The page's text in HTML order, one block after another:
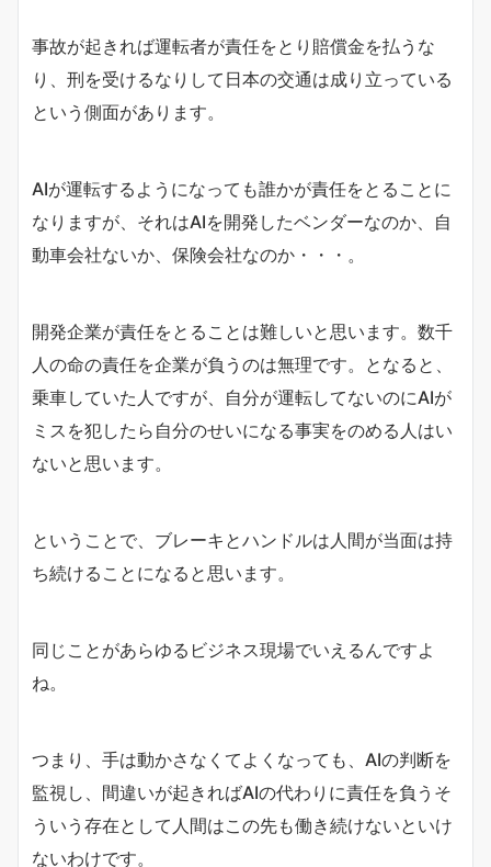
事故が起きれば運転者が責任をとり賠償金を払うな
り、刑を受けるなりして日本の交通は成り立っている
という側面があります。
AIが運転するようになっても誰かが責任をとることに
なりますが、それはAIを開発したベンダーなのか、自
動車会社ないか、保険会社なのか・・・。
開発企業が責任をとることは難しいと思います。数千
人の命の責任を企業が負うのは無理です。となると、
乗車していた人ですが、自分が運転してないのにAIが
ミスを犯したら自分のせいになる事実をのめる人はい
ないと思います。
ということで、ブレーキとハンドルは人間が当面は持
ち続けることになると思います。
同じことがあらゆるビジネス現場でいえるんですよ
ね。
つまり、手は動かさなくてよくなっても、AIの判断を
監視し、間違いが起きればAIの代わりに責任を負うそ
ういう存在として人間はこの先も働き続けないといけ
ないわけです。